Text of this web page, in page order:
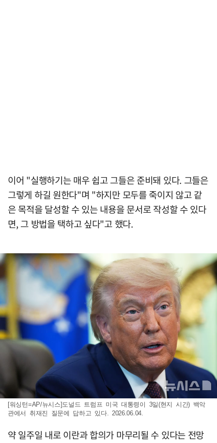
이어 "실행하기는 매우 쉽고 그들은 준비돼 있다. 그들은
그렇게 하길 원한다"며 "하지만 모두를 죽이지 않고 같
은 목적을 달성할 수 있는 내용을 문서로 작성할 수 있다
면, 그 방법을 택하고 싶다"고 했다.
[워싱턴=AP/뉴시스]도널드 트럼프 미국 대통령이 3일(현지 시간) 백악
관에서 취재진 질문에 답하고 있다. 2026.06.04.
약 일주일 내로 이란과 합의가 마무리될 수 있다는 전망